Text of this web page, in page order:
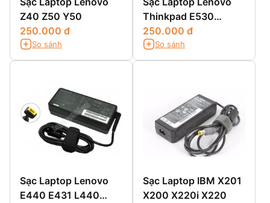
Z40 Z50 Y50
250.000 đ
So sánh
Thinkpad E530
E530C E535 E545
250.000 đ
So sánh
Sạc Laptop Lenovo
E440 E431 L440
Sạc Laptop IBM X201
X200 X220i X220